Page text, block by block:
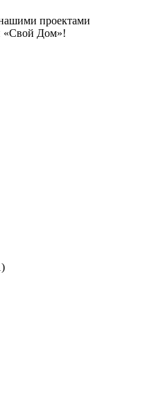
проектами
«Свой Дом»!
)